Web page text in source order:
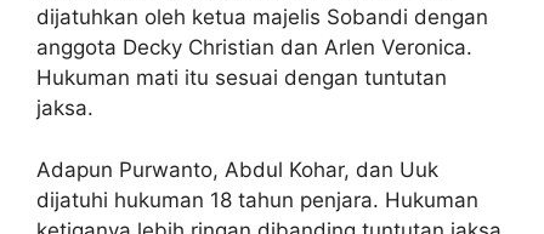
dijatuhkan oleh ketua majelis Sobandi dengan
anggota Decky Christian dan Arlen Veronica.
Hukuman mati itu sesuai dengan tuntutan
jaksa.
Adapun Purwanto, Abdul Kohar, dan Uuk
dijatuhi hukuman 18 tahun penjara. Hukuman